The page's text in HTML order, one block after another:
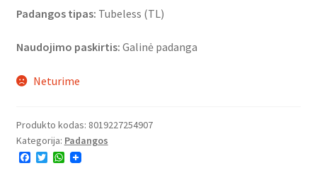
Padangos tipas: Tubeless (TL)
Naudojimo paskirtis: Galinė padanga
Neturime
Produkto kodas: 8019227254907
Kategorija: Padangos
F
T
W